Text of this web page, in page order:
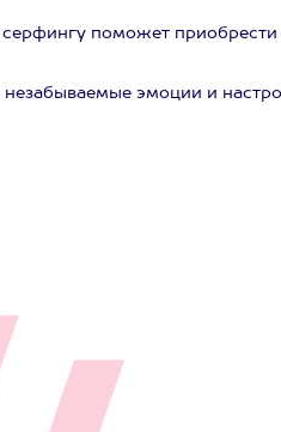
поможет
эмоции и